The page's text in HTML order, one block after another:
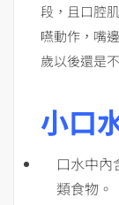
段，且口腔
嚥動作，嘴
歲以後還是
小口
口水中內
類食物。